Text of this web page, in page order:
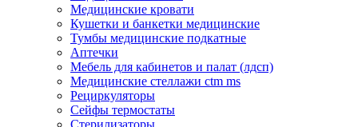
Медицинские кровати
Кушетки и банкетки медицинские
Тумбы медицинские подкатные
Аптечки
Мебель для кабинетов и палат (лдсп)
Медицинские стеллажи ctm ms
Рециркуляторы
Сейфы термостаты
Стерилизаторы